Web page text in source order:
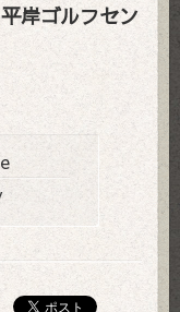
岸ゴルフセン